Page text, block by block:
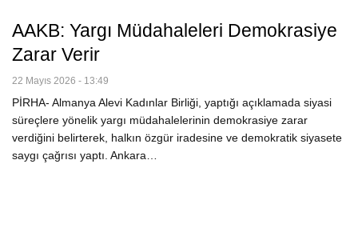
AAKB: Yargı Müdahaleleri Demokrasiye
Zarar Verir
22 Mayıs 2026 - 13:49
PİRHA- Almanya Alevi Kadınlar Birliği, yaptığı açıklamada siyasi
süreçlere yönelik yargı müdahalelerinin demokrasiye zarar
verdiğini belirterek, halkın özgür iradesine ve demokratik siyasete
saygı çağrısı yaptı. Ankara…